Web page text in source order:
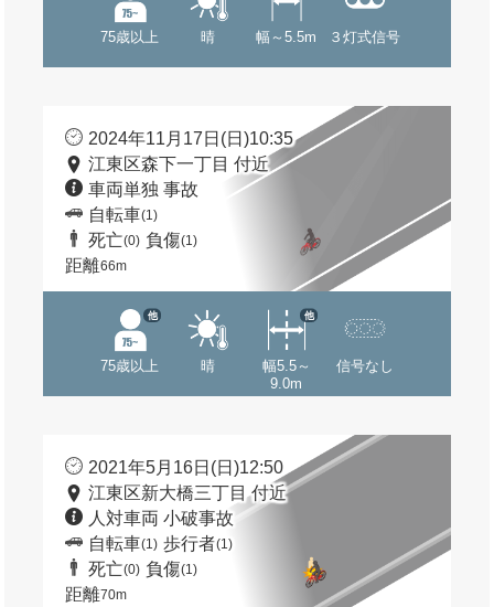
75歳以上 晴 幅～5.5m ３灯式信号
2024年11月17日(日)10:35
江東区森下一丁目 付近
車両単独 事故
自転車(1)
死亡(0) 負傷(1)
距離66m
75歳以上
他
晴
幅5.5～
9.0m
他
信号なし
2021年5月16日(日)12:50
江東区新大橋三丁目 付近
人対車両 小破事故
自転車(1) 歩行者(1)
死亡(0) 負傷(1)
距離70m